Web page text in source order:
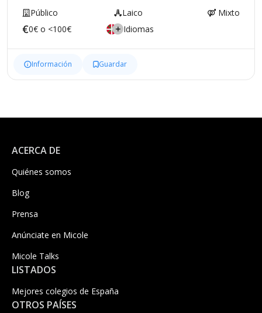
Público Laico
Mixto
0€ o <100€
Idiomas
Información Guardar
ACERCA DE
Quiénes somos
Blog
Prensa
Anúnciate en Micole
Micole Talks
LISTADOS
Mejores colegios de España
OTROS PAÍSES